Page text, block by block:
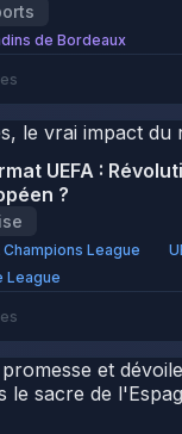
de Bordeaux
UEFA :
?
Champions League
League